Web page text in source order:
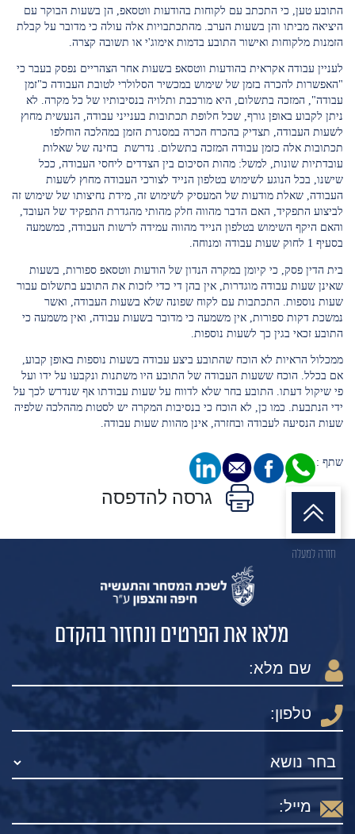
התובע טען, כי התכתב עם לקוחות בהודעות ווטסאפ, הן בשעות הבוקר עם
היציאה מביתו והן בשעות הערב. מהתכתבויות אלה עולה כי מדובר על קבלת
הזמנות מלקוחות ואישור התובע בדמות אימוג'י או תשובה קצרה.
לעניין עבודה אקראית בהודעות ווטסאפ בשעות אחר הצהריים נפסק בעבר כי
"האפשרות להכרה בזמן של שימוש במכשיר הסלולרי לטובת העבודה כ"זמן
עבודה", המזכה בתשלום, היא מורכבת ותלויה בנסיבותיו של כל מקרה. לא
ניתן לקבוע באופן גורף, שכל חלופת תכתובות בענייני עבודה, הנעשית מחוץ
לשעות העבודה, תצדיק בהכרח הכרה במסגרת הזמן במהלכה הוחלפו
תכתובות אלה כזמן עבודה המזכה בתשלום. נדרשת בחינה של שאלות
עובדתיות שונות, למשל: מהות הסיכום בין הצדדים ליחסי העבודה, ככל
שישנו, בכל הנוגע לשימוש בטלפון הנייד לצורכי העבודה מחוץ לשעות
העבודה, שאלת מודעות של המעסיק לשימוש זה, מידת נחיצותו של שימוש זה
לביצוע התפקיד, האם הדבר מהווה חלק מהותי מהגדרת התפקיד של העובד,
והאם היקף השימוש בטלפון הנייד מהווה עמידה לרשות העבודה, כמשמעה
בסעיף 1 לחוק שעות עבודה ומנוחה.
בית הדין פסק, כי קיומן במקרה הנדון של הודעות ווטסאפ ספורות, בשעות
שאינן שעות עבודה מוגדרות, אין בהן די כדי לזכות את התובע בתשלום עבור
שעות נוספות. התכתבות עם לקוח שפונה שלא בשעות העבודה, ואשר
נמשכת דקות ספורות, אין משמעה כי מדובר בשעות עבודה, ואין משמעה כי
התובע זכאי בגין כך לשעות נוספות.
ממכלול הראיות לא הוכח שהתובע ביצע עבודה בשעות נוספות באופן קבוע,
אם בכלל. הוכח ששעות העבודה של התובע היו משתנות ונקבעו על ידו ועל
פי שיקול דעתו. התובע בחר שלא לדווח על שעות עבודתו אף שנדרש לכך על
ידי הנתבעת. כמו כן, לא הוכח כי בנסיבות המקרה יש לסטות מההלכה שלפיה
שעות הנסיעה לעבודה ובחזרה, אינן מהוות שעות עבודה.
שתף :
גרסה להדפסה
חזרה למעלה
מלאו את הפרטים ונחזור בהקדם